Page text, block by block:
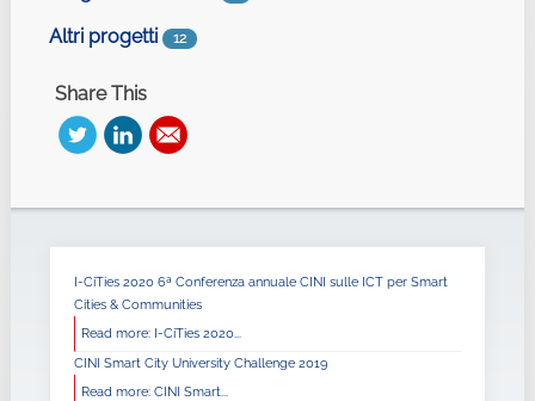
Altri progetti 12
Share This
I-CiTies 2020 6ª Conferenza annuale CINI sulle ICT per Smart
Cities & Communities
Read more: I-CiTies 2020...
CINI Smart City University Challenge 2019
Read more: CINI Smart...